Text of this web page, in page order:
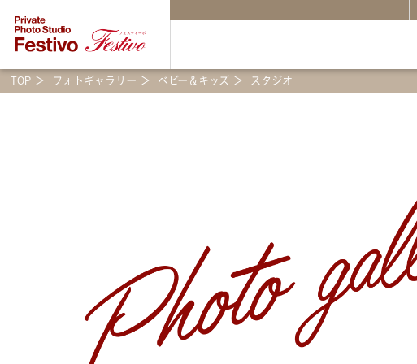
TOP フォトギャラリー ベビー＆キッズ スタジオ